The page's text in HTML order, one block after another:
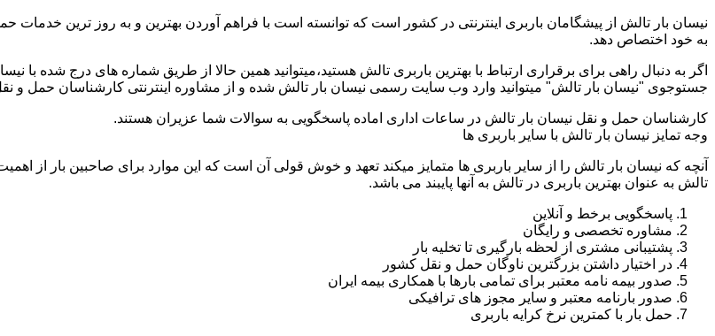
نیسان بار تالش از پیشگامان باربری اینترنتی در کشور است که توانسته است با فراهم آوردن بهترین و به روز ترین خدمات
به خود اختصاص دهد.
اگر به دنبال راهی برای برقراری ارتباط با بهترین باربری تالش هستید،میتوانید همین حالا از طریق شماره های درج شده
جستوجوی "نیسان بار تالش" میتوانید وارد وب سایت رسمی نیسان بار تالش شده و از مشاوره اینترنتی کارشناسان حمل و
کارشناسان حمل و نقل نیسان بار تالش در ساعات اداری اماده پاسخگویی به سوالات شما عزیران هستند.
وجه تمایز نیسان بار تالش با سایر باربری ها
آنچه که نیسان بار تالش را از سایر باربری ها متمایز میکند تعهد و خوش قولی آن است که این موارد برای صاحبین بار از
تالش به عنوان بهترین باربری در تالش به آنها پایبند می باشد.
پاسخگویی برخط و آنلاین
مشاوره تخصصی و رایگان
پشتیبانی مشتری از لحظه بارگیری تا تخلیه بار
در اختیار داشتن بزرگترین ناوگان حمل و نقل کشور
صدور بیمه نامه معتبر برای تمامی بارها با همکاری بیمه ایران
صدور بارنامه معتبر و سایر مجوز های ترافیکی
حمل بار با کمترین نرخ کرایه باربری